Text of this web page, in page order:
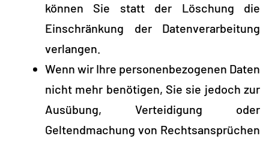
können Sie statt der Löschung die
Einschränkung der Datenverarbeitung
verlangen.
Wenn wir Ihre personenbezogenen Daten
nicht mehr benötigen, Sie sie jedoch zur
Ausübung, Verteidigung oder
Geltendmachung von Rechtsansprüchen